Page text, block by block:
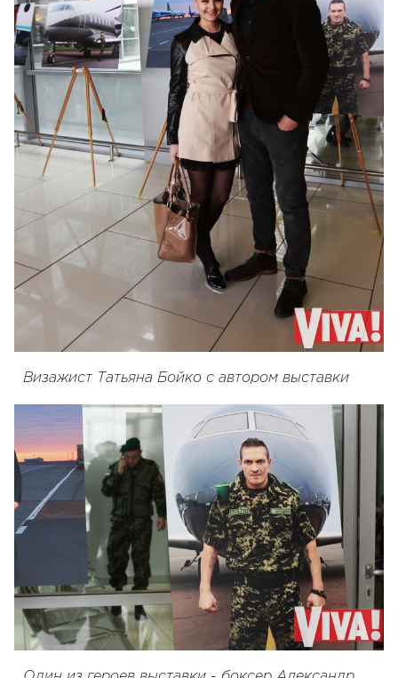
Визажист Татьяна Бойко с автором выставки